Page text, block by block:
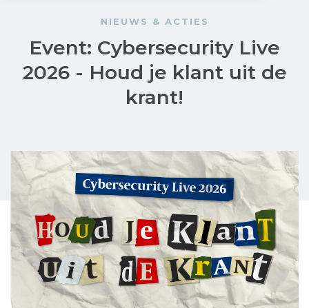
NIEUWS & ACTIES
Event: Cybersecurity Live
2026 - Houd je klant uit de
krant!